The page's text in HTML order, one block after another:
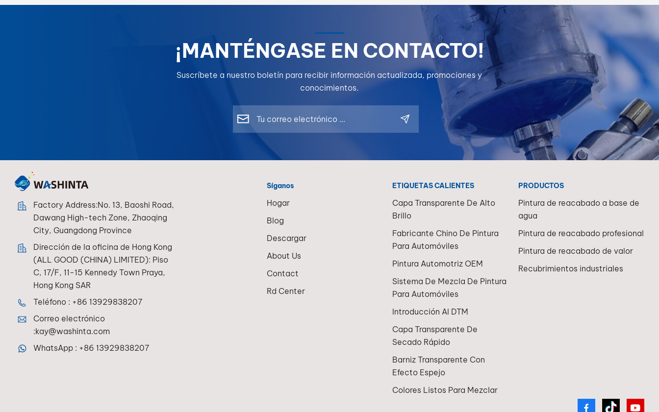
aplicaciones profesionales como industriales.
¡MANTÉNGASE EN CONTACTO!
Suscríbete a nuestro boletín para recibir información actualizada, promociones y
conocimientos.
Factory Address:No. 13, Baoshi Road,
Dawang High-tech Zone, Zhaoqing
City, Guangdong Province
Dirección de la oficina de Hong Kong
(ALL GOOD (CHINA) LIMITED): Piso
C, 17/F, 11-15 Kennedy Town Praya,
Hong Kong SAR
Teléfono : +86 13929838207
Correo electrónico
:kay@washinta.com
WhatsApp : +86 13929838207
PRODUCTOS
Pintura de reacabado a base de
agua
Pintura de reacabado profesional
Pintura de reacabado de valor
Recubrimientos industriales
ETIQUETAS CALIENTES
Capa Transparente De Alto
Brillo
Fabricante Chino De Pintura
Para Automóviles
Pintura Automotriz OEM
Sistema De Mezcla De Pintura
Para Automóviles
Introducción Al DTM
Capa Transparente De
Secado Rápido
Barniz Transparente Con
Efecto Espejo
Colores Listos Para Mezclar
Síganos
Hogar
Blog
Descargar
About Us
Contact
Rd Center